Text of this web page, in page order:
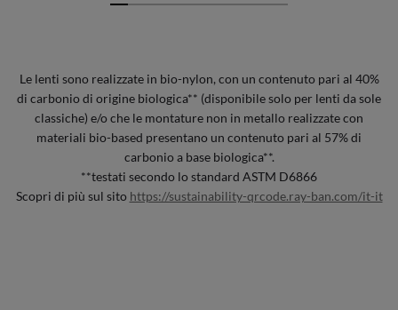
Le lenti sono realizzate in bio-nylon, con un contenuto pari al 40%
di carbonio di origine biologica** (disponibile solo per lenti da sole
classiche) e/o che le montature non in metallo realizzate con
materiali bio-based presentano un contenuto pari al 57% di
carbonio a base biologica**.
**testati secondo lo standard ASTM D6866
Scopri di più sul sito https://sustainability-qrcode.ray-ban.com/it-it